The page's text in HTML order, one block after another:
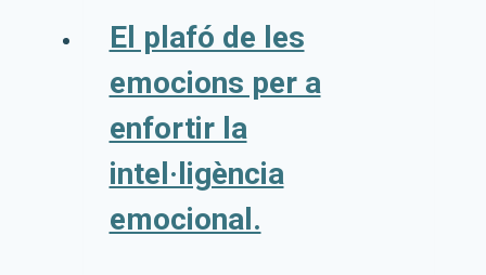
El plafó de les
emocions per a
enfortir la
intel·ligència
emocional.